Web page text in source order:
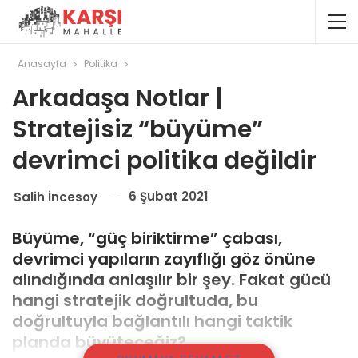
Anasayfa Politika
Arkadaşa Notlar |
Stratejisiz “büyüme”
devrimci politika değildir
Salih İncesoy 6 Şubat 2021
Büyüme, “güç biriktirme” çabası,
devrimci yapıların zayıflığı göz önüne
alındığında anlaşılır bir şey. Fakat gücü
hangi stratejik doğrultuda, bu
doğrultuyla bağlantılı hangi taktik
planda büyüteceğiz?